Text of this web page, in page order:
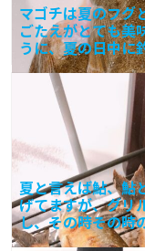
マゴチは夏のフグ
ごたえがとても美
うに、夏の日中に
ーフから
夏と言えば鮎、鮎
げてますが、グリ
し、その時その時
は季節を感じ